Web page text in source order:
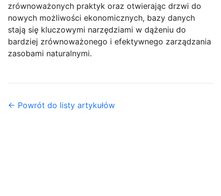
zrównoważonych praktyk oraz otwierając drzwi do
nowych możliwości ekonomicznych, bazy danych
stają się kluczowymi narzędziami w dążeniu do
bardziej zrównoważonego i efektywnego zarządzania
zasobami naturalnymi.
← Powrót do listy artykułów